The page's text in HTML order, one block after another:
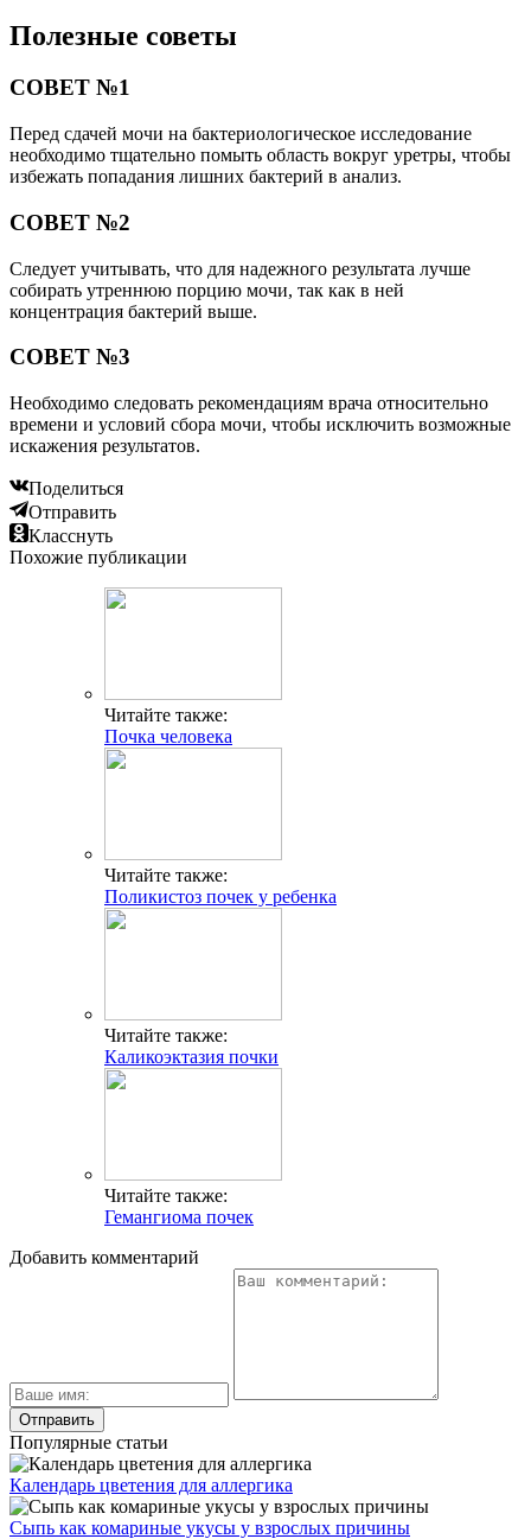
Полезные советы
СОВЕТ №1
Перед сдачей мочи на бактериологическое исследование
необходимо тщательно помыть область вокруг уретры, чтобы
избежать попадания лишних бактерий в анализ.
СОВЕТ №2
Следует учитывать, что для надежного результата лучше
собирать утреннюю порцию мочи, так как в ней
концентрация бактерий выше.
СОВЕТ №3
Необходимо следовать рекомендациям врача относительно
времени и условий сбора мочи, чтобы исключить возможные
искажения результатов.
Поделиться
Отправить
Класснуть
Похожие публикации
Читайте также:
Почка человека
Читайте также:
Поликистоз почек у ребенка
Читайте также:
Каликоэктазия почки
Читайте также:
Гемангиома почек
Добавить комментарий
Популярные статьи
Календарь цветения для аллергика
Сыпь как комариные укусы у взрослых причины